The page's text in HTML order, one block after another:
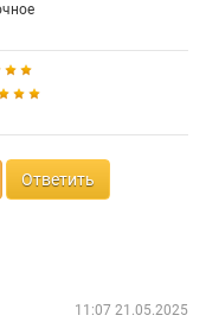
Ответить
11:07 21.05.2025